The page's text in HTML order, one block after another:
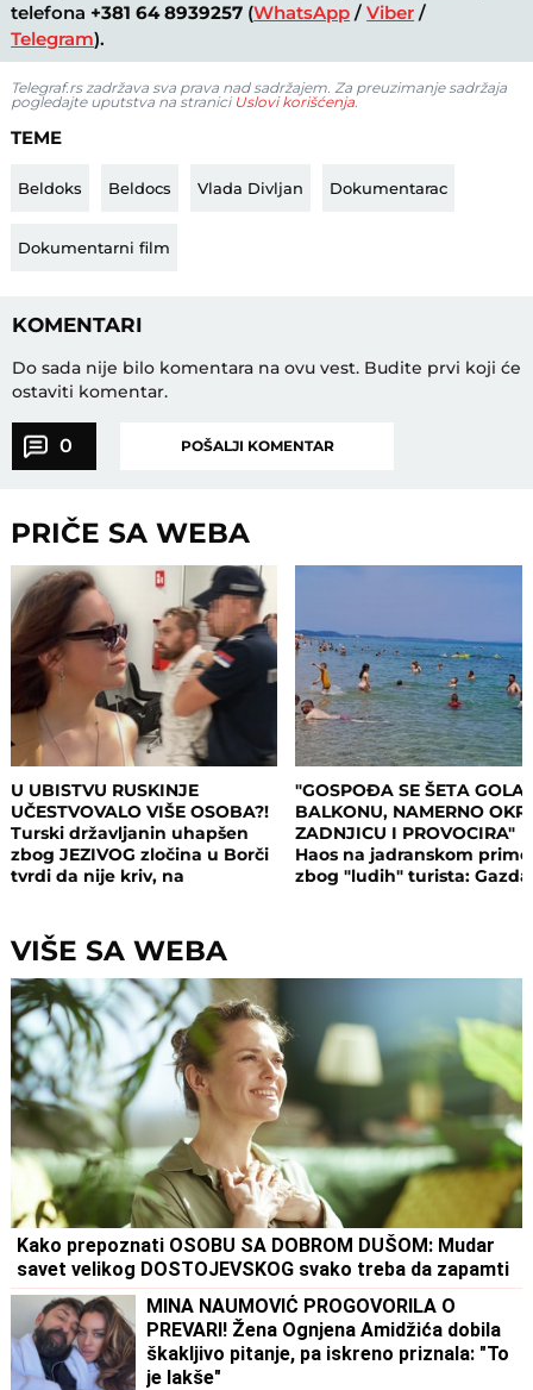
telefona +381 64 8939257 (WhatsApp /Viber /
Telegram).
Telegraf.rs zadržava sva prava nad sadržajem. Za preuzimanje sadržaja
pogledajte uputstva na stranici Uslovi korišćenja.
TEME
Beldoks Beldocs Vlada Divljan Dokumentarac
Dokumentarni film
KOMENTARI
Do sada nije bilo komentara na ovu vest. Budite prvi koji će
ostaviti komentar.
0 POŠALJI KOMENTAR
PRIČE SA WEBA
U UBISTVU RUSKINJE
UČESTVOVALO VIŠE OSOBA?!
Turski državljanin uhapšen
zbog JEZIVOG zločina u Borči
tvrdi da nije kriv, na
odnosu bili
"GOSPOĐA SE ŠETA GOLA
BALKONU, NAMERNO
ZADNJICU I PROVOCIRA"
Haos na jadranskom
zbog "ludih" turista:
VIŠE SA WEBA
Kako prepoznati OSOBU SA DOBROM DUŠOM: Mudar
savet velikog DOSTOJEVSKOG svako treba da zapamti
MINA NAUMOVIĆ PROGOVORILA O
PREVARI! Žena Ognjena Amidžića dobila
škakljivo pitanje, pa iskreno priznala: "To
je lakše"